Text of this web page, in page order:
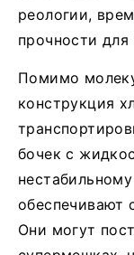
реологии,
прочности для
Помимо
конструкция
бочек с
обеспечивают
Они могут